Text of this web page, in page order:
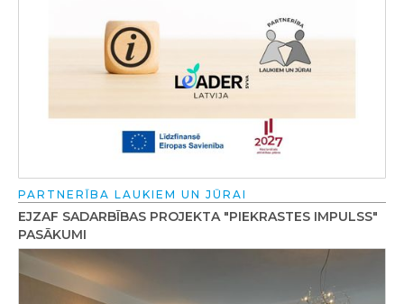
PARTNERĪBA LAUKIEM UN JŪRAI
EJZAF SADARBĪBAS PROJEKTA "PIEKRASTES IMPULSS"
PASĀKUMI